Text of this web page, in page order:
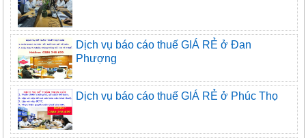
Dịch vụ báo cáo thuế GIÁ RẺ ở Đan
Phượng
Dịch vụ báo cáo thuế GIÁ RẺ ở Phúc Thọ